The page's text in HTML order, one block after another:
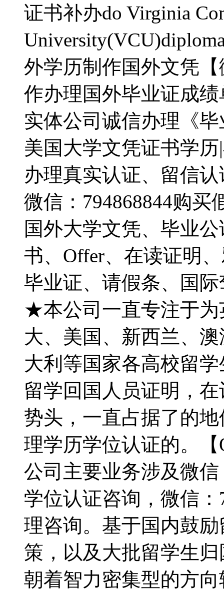
证书补办do Virginia
外学历制作国外文凭
作办理国外毕业证成
实体公司诚信办理《
美国大学文凭证书学
办理真实认证、留信
微信：794868844购
国外大学文凭、毕业
书、Offer、在读证明
毕业证、请假条、国
★本公司一直专注于为
大、美国、新西兰、
大利等国家各高校留
留学回国人员证明，
势头，一直占据了的
理学历学位认证的。【
公司主要业务涉及微
学位认证咨询，微信
理咨询。基于国内鼓
策，以及大批留学生
朝着智力密集型的方向